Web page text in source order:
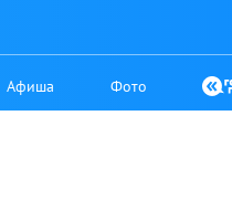
Афиша Фото